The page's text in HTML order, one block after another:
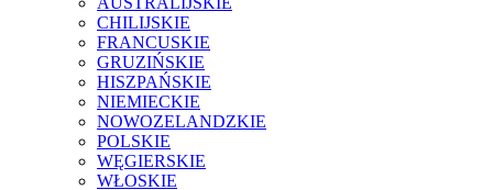
CHILIJSKIE
FRANCUSKIE
GRUZIŃSKIE
HISZPAŃSKIE
NIEMIECKIE
NOWOZELANDZKIE
POLSKIE
WĘGIERSKIE
WŁOSKIE